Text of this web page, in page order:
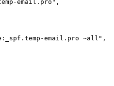
email.pro",
email.pro ~all",